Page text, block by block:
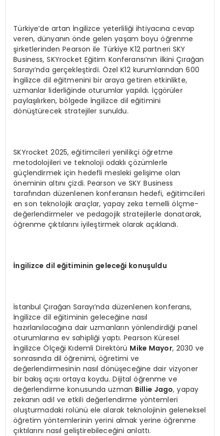
Türkiye’de artan İngilizce yeterliliği ihtiyacına cevap
veren, dünyanın önde gelen yaşam boyu öğrenme
şirketlerinden Pearson ile Türkiye K12 partneri SKY
Business, SKYrocket Eğitim Konferansı’nın ilkini Çırağan
Sarayı’nda gerçekleştirdi. Özel K12 kurumlarından 600
İngilizce dil eğitmenini bir araya getiren etkinlikte,
uzmanlar liderliğinde oturumlar yapıldı. İçgörüler
paylaşılırken, bölgede İngilizce dil eğitimini
dönüştürecek stratejiler sunuldu.
SKYrocket 2025, eğitimcileri yenilikçi öğretme
metodolojileri ve teknoloji odaklı çözümlerle
güçlendirmek için hedefli mesleki gelişime olan
öneminin altını çizdi. Pearson ve SKY Business
tarafından düzenlenen konferansın hedefi, eğitimcileri
en son teknolojik araçlar, yapay zeka temelli ölçme-
değerlendirmeler ve pedagojik stratejilerle donatarak,
öğrenme çıktılarını iyileştirmek olarak açıklandı.
İngilizce dil eğitiminin geleceği konuşuldu
İstanbul Çırağan Sarayı’nda düzenlenen konferans,
İngilizce dil eğitiminin geleceğine nasıl
hazırlanılacağına dair uzmanların yönlendirdiği panel
oturumlarına ev sahipliği yaptı. Pearson Küresel
İngilizce Ölçeği Kıdemli Direktörü Mike Mayor, 2030 ve
sonrasında dil öğrenimi, öğretimi ve
değerlendirmesinin nasıl dönüşeceğine dair vizyoner
bir bakış açısı ortaya koydu. Dijital öğrenme ve
değerlendirme konusunda uzman Billie Jago, yapay
zekanın adil ve etkili değerlendirme yöntemleri
oluşturmadaki rolünü ele alarak teknolojinin geleneksel
öğretim yöntemlerinin yerini almak yerine öğrenme
çıktılarını nasıl geliştirebileceğini anlattı.